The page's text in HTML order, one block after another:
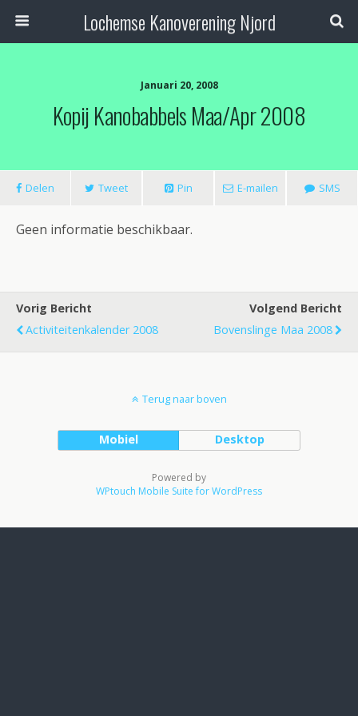
Lochemse Kanoverening Njord
Januari 20, 2008
Kopij Kanobabbels Maa/Apr 2008
Delen Tweet Pin E-mailen SMS
Geen informatie beschikbaar.
Vorig Bericht
Activiteitenkalender 2008
Volgend Bericht
Bovenslinge Maa 2008
Terug naar boven
Mobiel Desktop
Powered by
WPtouch Mobile Suite for WordPress